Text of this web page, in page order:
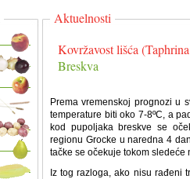
Aktuelnosti
Kovržavost lišća
Breskva
Prema vremenskoj prognozi u
temperature biti oko 7-8ºC, a
kod pupoljaka breskve se
regionu Grocke u naredna 4
tačke se očekuje tokom sledeće
Iz tog razloga, ako nisu rađeni